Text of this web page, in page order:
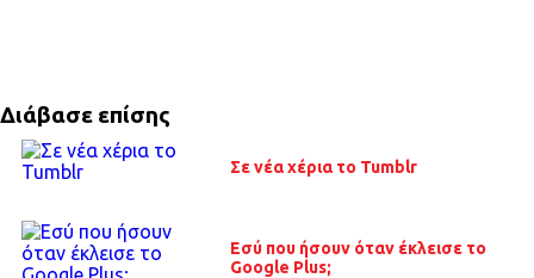
Διάβασε επίσης
Σε νέα χέρια το Tumblr
Εσύ που ήσουν όταν έκλεισε το
Google Plus;